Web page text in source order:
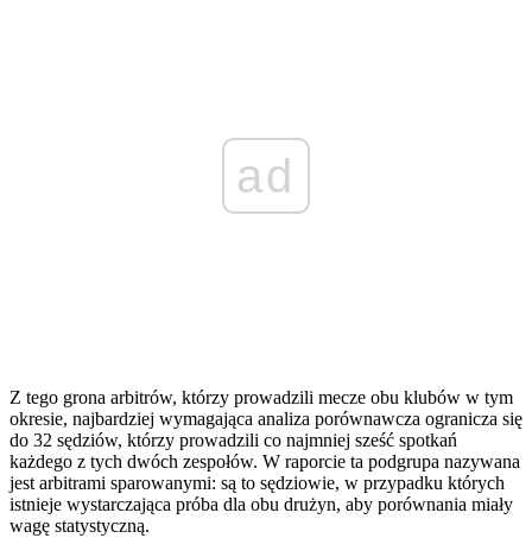
ad
Z tego grona arbitrów, którzy prowadzili mecze obu klubów w tym
okresie, najbardziej wymagająca analiza porównawcza ogranicza się
do 32 sędziów, którzy prowadzili co najmniej sześć spotkań
każdego z tych dwóch zespołów. W raporcie ta podgrupa nazywana
jest arbitrami sparowanymi: są to sędziowie, w przypadku których
istnieje wystarczająca próba dla obu drużyn, aby porównania miały
wagę statystyczną.